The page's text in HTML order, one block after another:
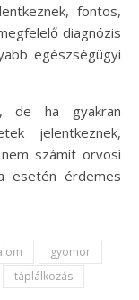
fontos,
diagnózis
egészségügyi
de ha gyakran
jelentkeznek,
számít orvosi
esetén érdemes
gyomor
táplálkozás